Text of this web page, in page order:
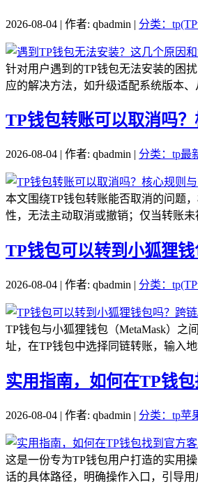
2026-08-04 | 作者: qbadmin | 分类：
针对用户遇到的TP钱包无法安装的困
应的解决方法，如升级适配系统版本
TP钱包转账可以取消吗
2026-08-04 | 作者: qbadmin | 分类：tp最
本文围绕TP钱包转账能否取消的问题
性，无法主动取消或撤销；仅当转账
TP钱包可以转到小狐狸
2026-08-04 | 作者: qbadmin | 分类：
TP钱包与小狐狸钱包（MetaMask）
址，在TP钱包中选择同链转账，输入
实用指南，如何在TP钱
2026-08-04 | 作者: qbadmin | 分类：tp苹
这是一份专为TP钱包用户打造的实用
话的具体路径，明确操作入口，引导